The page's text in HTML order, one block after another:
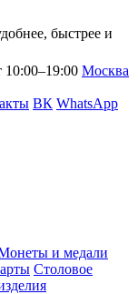
быстрее и
Москва
ВК WhatsApp
и медали
Столовое